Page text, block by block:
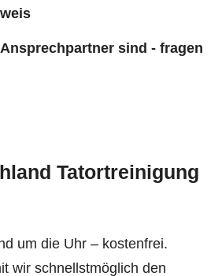
sind - fragen
Tatortreinigung
um die Uhr – kostenfrei.
wir schnellstmöglich den